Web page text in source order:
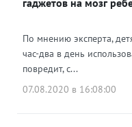
По мнению эксперта,
час-два в день
повредит, с...
07.08.2020 в 16:08:00